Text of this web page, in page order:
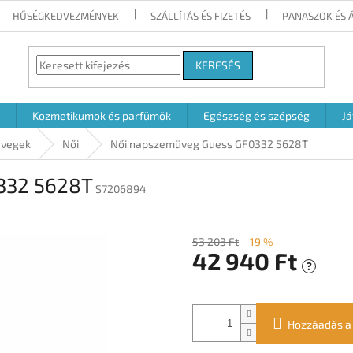
HŰSÉGKEDVEZMÉNYEK SZÁLLÍTÁS ÉS FIZETÉS PANASZOK ÉS
KERESÉS
Kozmetikumok és parfümök Egészség és szépség
Női Női napszemüveg Guess GF0332 5628T
5628TS7206894
53 203 Ft –19 %
42 940 Ft ?
Hozzáadás